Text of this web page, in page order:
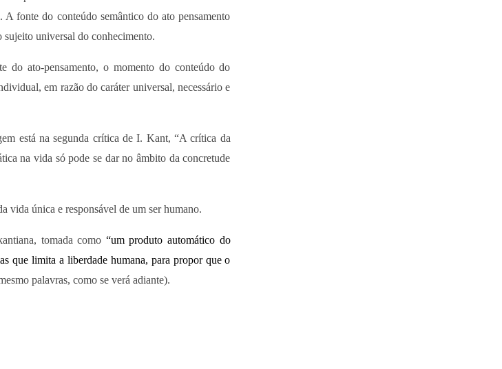
fonte do conteúdo semântico do ato pensamento
universal do conhecimento.
do ato-pensamento, o momento do conteúdo do
em razão do caráter universal, necessário e
está na segunda crítica de I. Kant, “A crítica da
na vida só pode se dar no âmbito da concretude
vida única e responsável de um ser humano.
tomada como “um produto automático do
que limita a liberdade humana, para propor que o
palavras, como se verá adiante).